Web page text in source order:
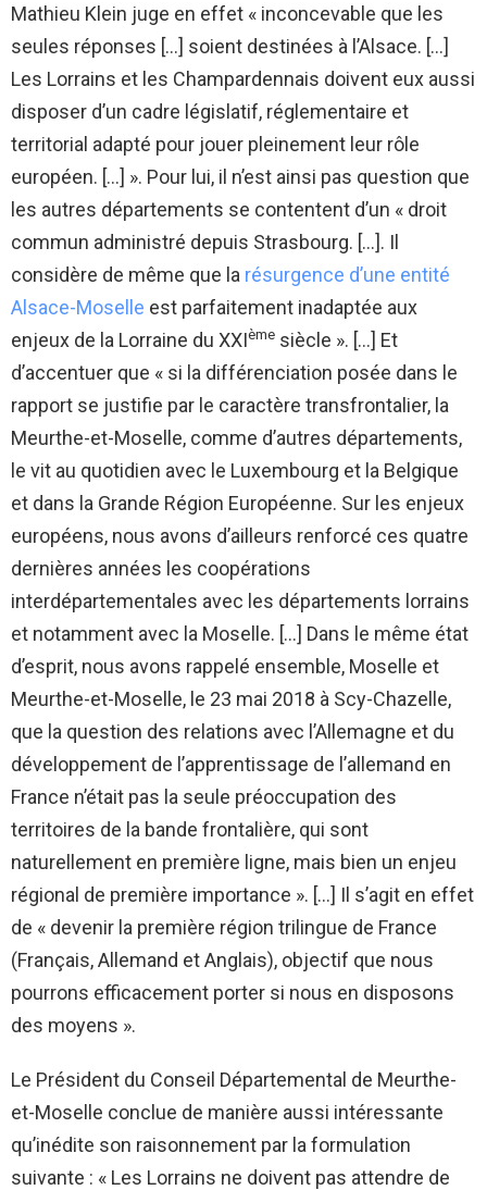
Mathieu Klein juge en effet « inconcevable que les
seules réponses […] soient destinées à l’Alsace. […]
Les Lorrains et les Champardennais doivent eux aussi
disposer d’un cadre législatif, réglementaire et
territorial adapté pour jouer pleinement leur rôle
européen. […] ». Pour lui, il n’est ainsi pas question que
les autres départements se contentent d’un « droit
commun administré depuis Strasbourg. […]. Il
considère de même que la résurgence d’une entité
Alsace-Moselle est parfaitement inadaptée aux
enjeux de la Lorraine du XXIème siècle ». […] Et
d’accentuer que « si la différenciation posée dans le
rapport se justifie par le caractère transfrontalier, la
Meurthe-et-Moselle, comme d’autres départements,
le vit au quotidien avec le Luxembourg et la Belgique
et dans la Grande Région Européenne. Sur les enjeux
européens, nous avons d’ailleurs renforcé ces quatre
dernières années les coopérations
interdépartementales avec les départements lorrains
et notamment avec la Moselle. […] Dans le même état
d’esprit, nous avons rappelé ensemble, Moselle et
Meurthe-et-Moselle, le 23 mai 2018 à Scy-Chazelle,
que la question des relations avec l’Allemagne et du
développement de l’apprentissage de l’allemand en
France n’était pas la seule préoccupation des
territoires de la bande frontalière, qui sont
naturellement en première ligne, mais bien un enjeu
régional de première importance ». […] Il s’agit en effet
de « devenir la première région trilingue de France
(Français, Allemand et Anglais), objectif que nous
pourrons efficacement porter si nous en disposons
des moyens ».
Le Président du Conseil Départemental de Meurthe-
et-Moselle conclue de manière aussi intéressante
qu’inédite son raisonnement par la formulation
suivante : « Les Lorrains ne doivent pas attendre de